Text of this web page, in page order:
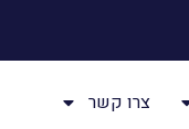
צרו קשר